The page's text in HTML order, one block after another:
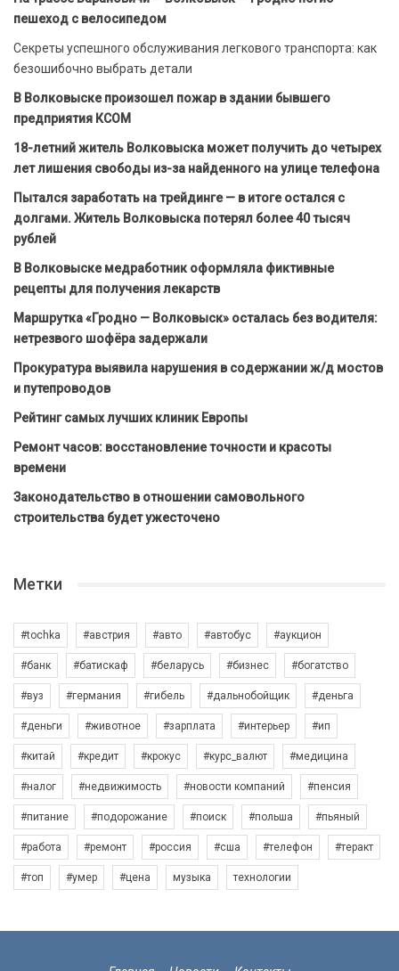
пешеход с велосипедом
Секреты успешного обслуживания легкового транспорта: как
безошибочно выбрать детали
В Волковыске произошел пожар в здании бывшего
предприятия КСОМ
18-летний житель Волковыска может получить до четырех
лет лишения свободы из-за найденного на улице телефона
Пытался заработать на трейдинге — в итоге остался с
долгами. Житель Волковыска потерял более 40 тысяч
рублей
В Волковыске медработник оформляла фиктивные
рецепты для получения лекарств
Маршрутка «Гродно — Волковыск» осталась без водителя:
нетрезвого шофёра задержали
Прокуратура выявила нарушения в содержании ж/д мостов
и путепроводов
Рейтинг самых лучших клиник Европы
Ремонт часов: восстановление точности и красоты
времени
Законодательство в отношении самовольного
строительства будет ужесточено
Метки
#tochka #австрия #авто #автобус #аукцион
#банк #батискаф #беларусь #бизнес #богатство
#вуз #германия #гибель #дальнобойщик #деньга
#деньги #животное #зарплата #интерьер #ип
#китай #кредит #крокус #курс_валют #медицина
#налог #недвижимость #новости компаний #пенсия
#питание #подорожание #поиск #польша #пьяный
#работа #ремонт #россия #сша #телефон #теракт
#топ #умер #цена музыка технологии